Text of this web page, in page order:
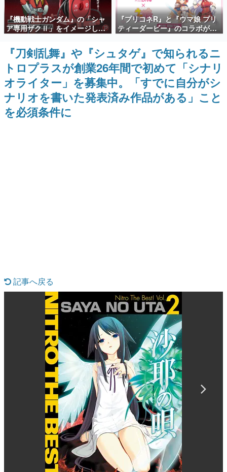
殿堂入り記事
SNS拡散数が数千以上！ ページビュー数万以上！ などな
ど。多くの人々に読まれた、電ファミ渾身の“殿堂入り”記
事をまとめました。
ゲームの企画書
名作ゲームクリエイターの方々に製作時のエピソードをお
聞きし、ヒットする企画（ゲーム）とは何か？を探ってい
きます。
赫本
この物語を解いてはいけない。『赫本』は、〈試験問題〉
の形をした短編ホラー小説集です。
なんでゲームは面白い？
ゲーム開発者・hamatsu氏がゲームの魅力を画面や操作の
具体的な形から解き明かしていく、硬派で骨太な評論連載
です。
ゲームが変えた日本語
「経験値」「裏技」「ラスボス」… ゲームにまつわる言葉
の起源や用法の変遷を、コンピューター文化史研究家・タ
イニーP氏が徹底調査。
カテゴリ
アプリレビュー
『機動戦士ガンダム』の「シャ
ア専用ザクⅡ」をイメージした
散水ホースリールが予約開始。
本体にはシャアのパーソナルマ
ークやジオン公国軍のエンブレ
ム、型式番号などを配置
『プリコネR』と『ウマ娘 プリ
ティーダービー』のコラボが決
定！“最大170連無料”の8.5周年
キャンペーンなども発表
『刀剣乱舞』や『シュタゲ』で知られるニ
トロプラスが創業26年間で初めて「シナリ
オライター」を募集中。「すでに自分がシ
ナリオを書いた発表済み作品がある」こと
を必須条件に
記事へ戻る